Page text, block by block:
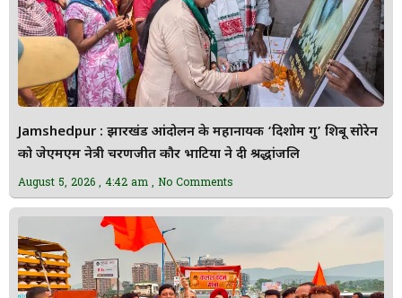
Jamshedpur : झारखंड आंदोलन के महानायक ‘दिशोम गुरु’ शिबू सोरेन
को जेएमएम नेत्री चरणजीत कौर भाटिया ने दी श्रद्धांजलि
August 5, 2026 4:42 am No Comments